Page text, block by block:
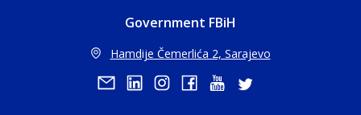
Government FBiH
Hamdije Čemerlića 2, Sarajevo